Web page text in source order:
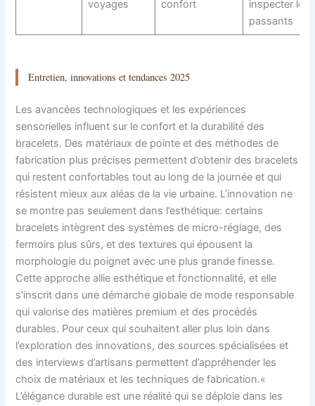
voyages
confort
inspecter les
passants
Entretien, innovations et tendances 2025
Les avancées technologiques et les expériences
sensorielles influent sur le confort et la durabilité des
bracelets. Des matériaux de pointe et des méthodes de
fabrication plus précises permettent d’obtenir des bracelets
qui restent confortables tout au long de la journée et qui
résistent mieux aux aléas de la vie urbaine. L’innovation ne
se montre pas seulement dans l’esthétique: certains
bracelets intègrent des systèmes de micro-réglage, des
fermoirs plus sûrs, et des textures qui épousent la
morphologie du poignet avec une plus grande finesse.
Cette approche allie esthétique et fonctionnalité, et elle
s’inscrit dans une démarche globale de mode responsable
qui valorise des matières premium et des procédés
durables. Pour ceux qui souhaitent aller plus loin dans
l’exploration des innovations, des sources spécialisées et
des interviews d’artisans permettent d’appréhender les
choix de matériaux et les techniques de fabrication.«
L’élégance durable est une réalité qui se déploie dans les